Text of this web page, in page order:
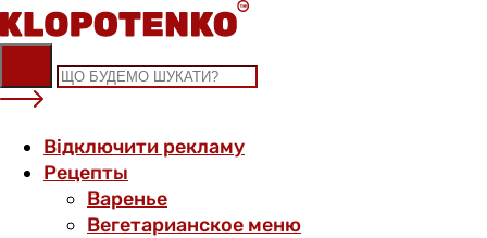
Skip
to
content
Відключити рекламу
Рецепты
Варенье
Вегетарианское меню